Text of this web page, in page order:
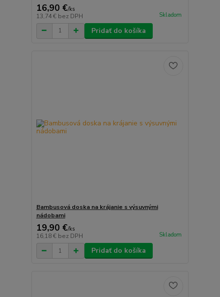
16,90 €/ks
13,74 € bez DPH Skladom
Pridať do košíka
Bambusová doska na krájanie s výsuvnými
nádobami
19,90 €/ks
16,18 € bez DPH Skladom
Pridať do košíka